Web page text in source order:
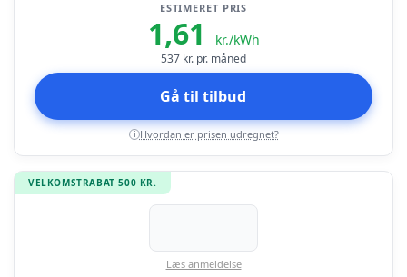
ESTIMERET PRIS
1,61 kr./kWh
537 kr. pr. måned
Gå til tilbud
i Hvordan er prisen udregnet?
VELKOMSTRABAT 500 KR.
Læs anmeldelse